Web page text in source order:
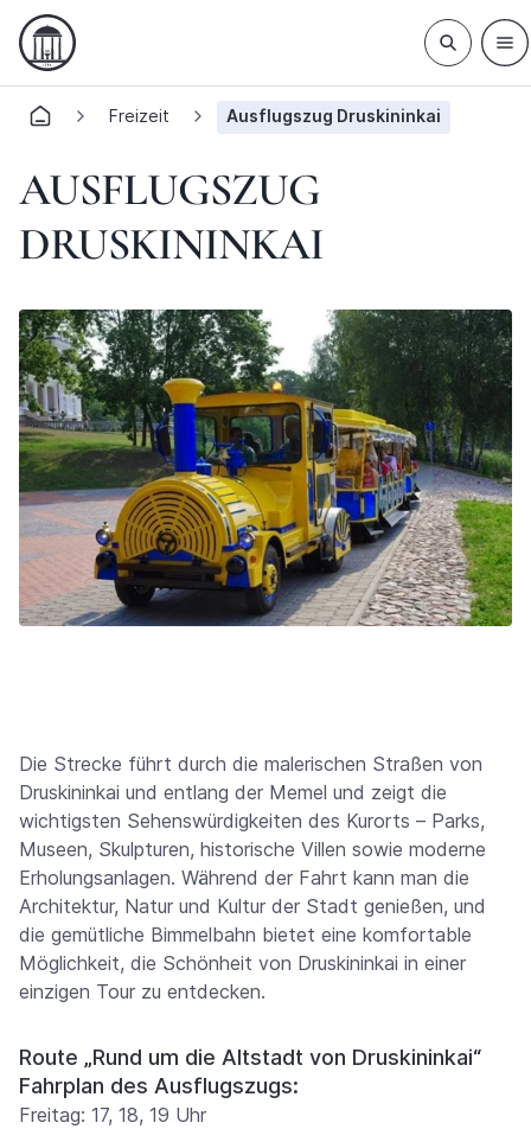
Freizeit Ausflugszug Druskininkai
AUSFLUGSZUG
DRUSKININKAI
Die Strecke führt durch die malerischen Straßen von
Druskininkai und entlang der Memel und zeigt die
wichtigsten Sehenswürdigkeiten des Kurorts – Parks,
Museen, Skulpturen, historische Villen sowie moderne
Erholungsanlagen. Während der Fahrt kann man die
Architektur, Natur und Kultur der Stadt genießen, und
die gemütliche Bimmelbahn bietet eine komfortable
Möglichkeit, die Schönheit von Druskininkai in einer
einzigen Tour zu entdecken.
Route „Rund um die Altstadt von Druskininkai“
Fahrplan des Ausflugszugs:
Freitag: 17, 18, 19 Uhr